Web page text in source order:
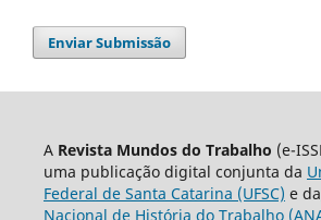
Enviar Submissão
A Revista Mundos do Trabalho (e-
uma publicação digital conjunta da
Federal de Santa Catarina (UFSC) e da
Nacional de História do Trabalho